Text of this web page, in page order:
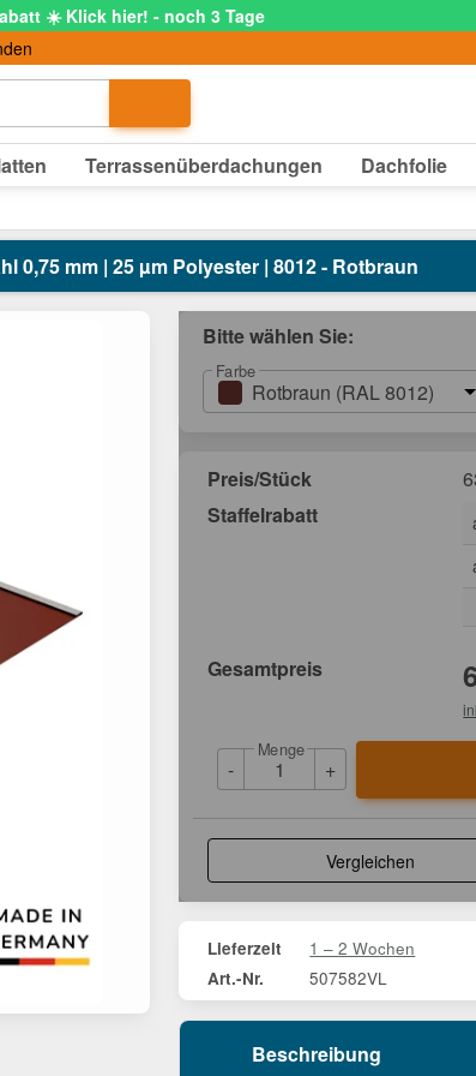
☀️ Klick hier! - noch 3 Tage
Terrassenüberdachungen Dachfolie
0,75 mm | 25 µm Polyester | 8012 - Rotbraun
Bitte wählen Sie:
Farbe
Rotbraun (RAL 8012)
Preis/Stück
Staffelrabatt
Gesamtpreis
-
Menge
+
Vergleichen
Lieferzeit 1 – 2 Wochen
Art.-Nr. 507582VL
Beschreibung